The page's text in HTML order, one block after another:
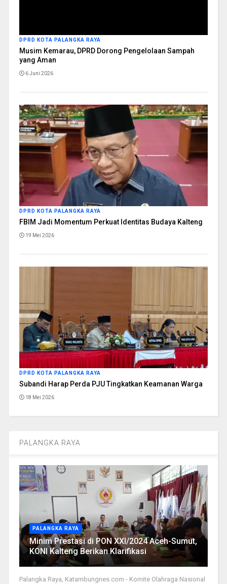
DPRD KOTA PALANGKA RAYA
Musim Kemarau, DPRD Dorong Pengelolaan Sampah
yang Aman
6 Juni 2026
DPRD KOTA PALANGKA RAYA
FBIM Jadi Momentum Perkuat Identitas Budaya Kalteng
19 Mei 2026
DPRD KOTA PALANGKA RAYA
Subandi Harap Perda PJU Tingkatkan Keamanan Warga
18 Mei 2026
PALANGKA RAYA
PALANGKA RAYA
Minim Prestasi di PON XXI/2024 Aceh-Sumut,
KONI Kalteng Berikan Klarifikasi
Palangka Raya, Katambungnes.com - Komite Olahraga Nasional